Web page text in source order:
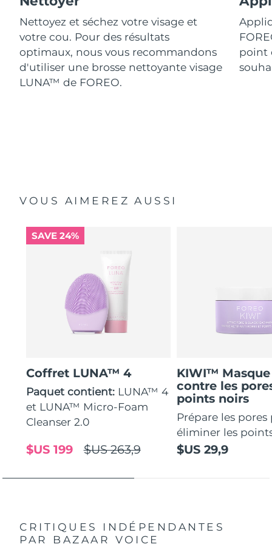
Nettoyez et séchez votre visage et
votre cou. Pour des résultats
optimaux, nous vous recommandons
d'utiliser une brosse nettoyante visage
LUNA™ de FOREO.
point
VOUS AIMEREZ AUSSI
SAVE 24%
Coffret LUNA™ 4
Paquet contient: LUNA™ 4
et LUNA™ Micro-Foam
Cleanser 2.0
$US 263,9
$US 199
KIWI™
contre les
points noirs
Prépare les
éliminer les
$US 29,9
CRITIQUES INDÉPENDANTES
PAR BAZAAR VOICE